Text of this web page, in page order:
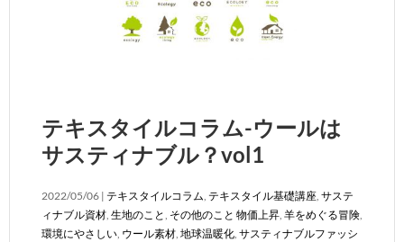
テキスタイルコラム-ウールは
サスティナブル？vol1
2022/05/06 | テキスタイルコラム, テキスタイル基礎講座, サステ
ィナブル資材, 生地のこと, その他のこと 物価上昇, 羊をめぐる冒険,
環境にやさしい, ウール素材, 地球温暖化, サスティナブルファッシ